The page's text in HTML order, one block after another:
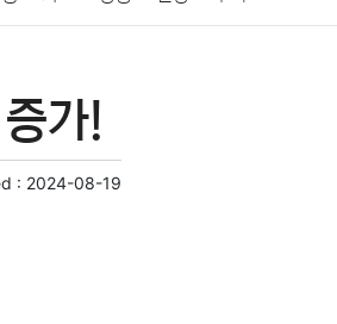
교통 생활
가!
: 2024-08-19